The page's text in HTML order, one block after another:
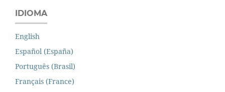
IDIOMA
English
Español (España)
Português (Brasil)
Français (France)